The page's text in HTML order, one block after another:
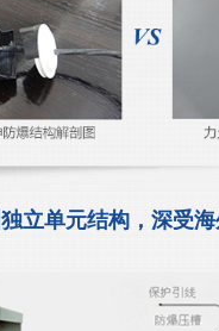
立单元结构，深受海